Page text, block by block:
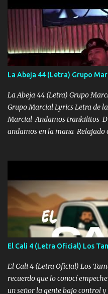
pa más pues hay charola les
otra Música Surcando bien mi
los lados aquel que no corre
Ya pasé varias hazañas ya
de este León los estatales no
también la nueve que cargo al
al traicionero damos pa abajo
pues hay charola les voy a dar
La Abeja 44 (Letra) Grupo
La Abeja 44 (Letra) Grupo
Grupo Marcial Lyrics Letra de
Marcial Andamos trankilitos
andamos en la mana Relajado
coronamos Se jala los
Un gallardo me prendo Para
tranquilizando Tomense un
los versos que voy cantando
se atora Pero nunca le
aunque ustedes no sepan
echarle chingazos Y seguir
El Cali 4 (Letra Oficial) Los
El Cali 4 (Letra Oficial) Los
recuerdo que lo conocí
un señor la gente bajo control